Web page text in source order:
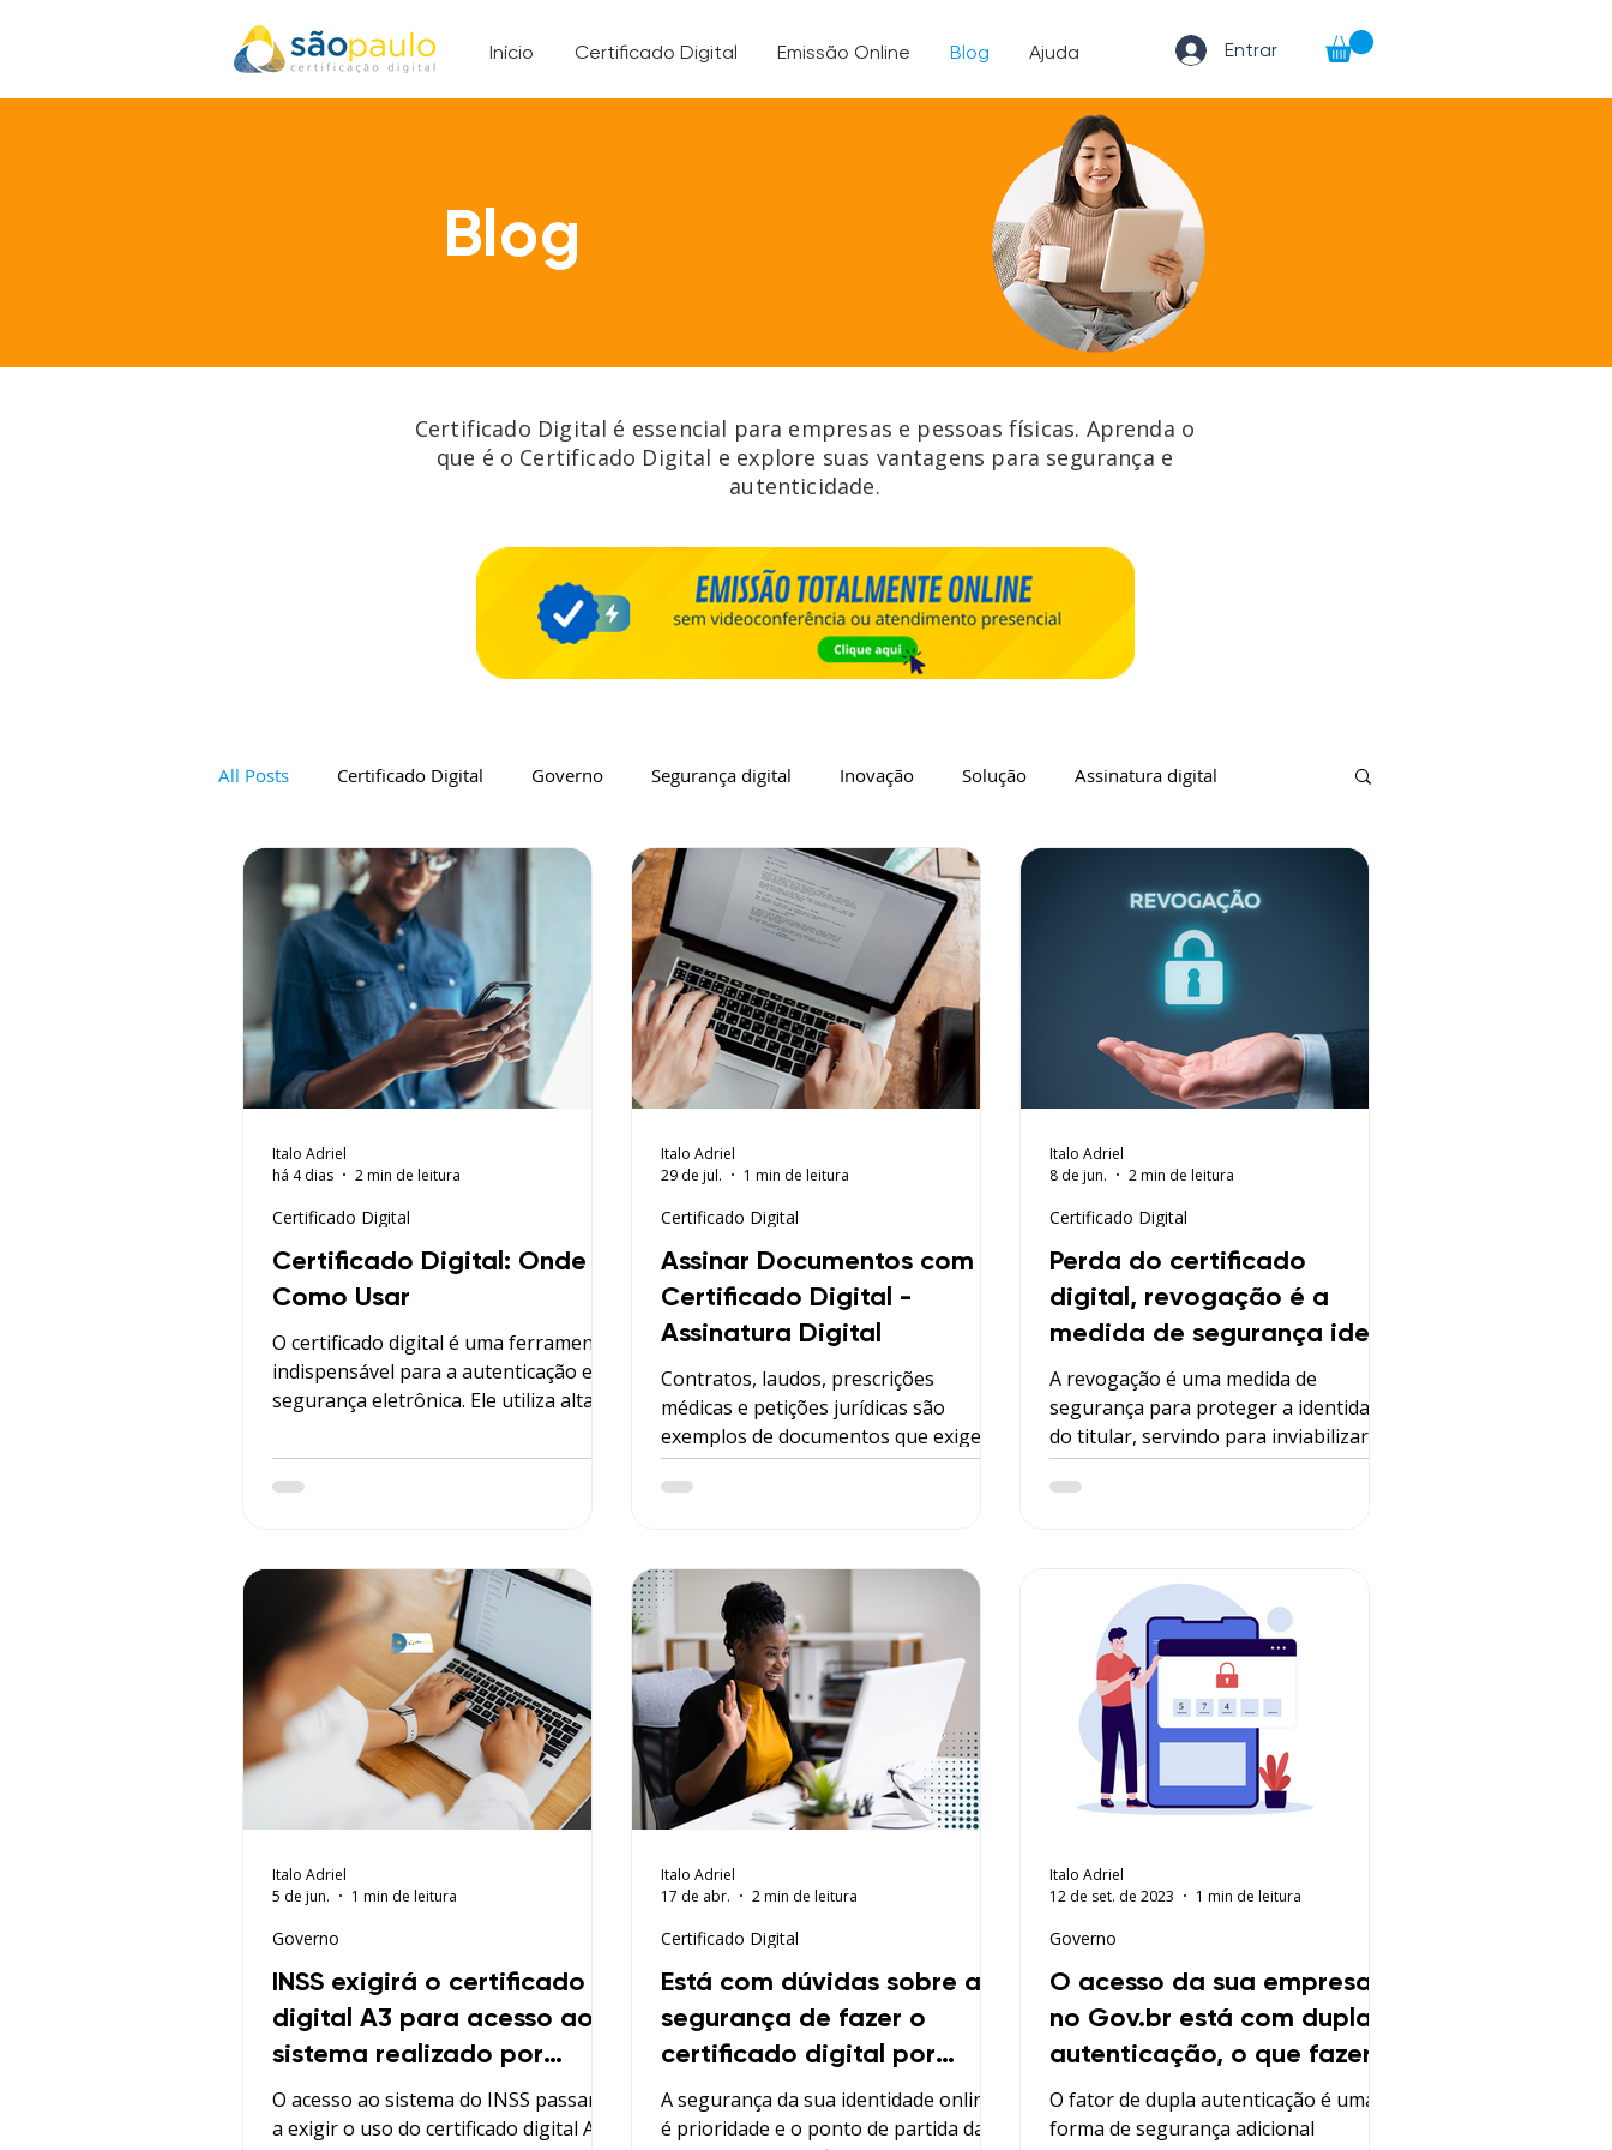
Início Certificado Digital Emissão Online Blog Ajuda Entrar
Blog
Certificado Digital é essencial para empresas e pessoas físicas. Aprenda o
que é o Certificado Digital e explore suas vantagens para segurança e
autenticidade.
All Posts Certificado Digital Governo Segurança digital Inovação Solução Assinatura digital
Certificado Digital: Onde e
Como Usar
O certificado digital é uma ferramenta
indispensável para a autenticação e a
segurança eletrônica. Ele utiliza alta
cibernéticos que, assim como a
própria certificação, evoluem
Certificado Digital
Italo Adriel
há 4 dias
2 min de leitura
Assinar Documentos com o
Certificado Digital -
Assinatura Digital
Contratos, laudos, prescrições
médicas e petições jurídicas são
exemplos de documentos que exigem
a assinatura digital para garantir a
autenticidade do profissional ou da
ambas as partes envolvidas na
transação.
Certificado Digital
Italo Adriel
29 de jul.
1 min de leitura
Perda do certificado
digital, revogação é a
medida de segurança ideal
A revogação é uma medida de
segurança para proteger a identidade
do titular, servindo para inviabilizar o
uso do certificado em situações de
risco.
Certificado Digital
Italo Adriel
8 de jun.
2 min de leitura
INSS exigirá o certificado
digital A3 para acesso ao
sistema realizado por
usuários externos
O acesso ao sistema do INSS passará
a exigir o uso do certificado digital A3
Governo
Italo Adriel
5 de jun.
1 min de leitura
Está com dúvidas sobre a
segurança de fazer o
certificado digital por
videoconferência? Veja
como protegemos sua
A segurança da sua identidade online
é prioridade e o ponto de partida da
Certificado Digital
Italo Adriel
17 de abr.
2 min de leitura
O acesso da sua empresa
no Gov.br está com dupla
autenticação, o que fazer?
O fator de dupla autenticação é uma
forma de segurança adicional
Governo
Italo Adriel
12 de set. de 2023
1 min de leitura